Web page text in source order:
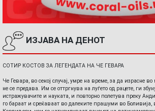
ИЗЈАВА НА ДЕНОТ
СОТИР КОСТОВ ЗА ЛЕГЕНДАТА НА ЧЕ ГЕВАРА
Че Гевара, во секој случај, умре на време, за да израсне
не се предава. Им се оттргнува на луѓето од рацете, ги
истражувачите и науката, и повторно полетува преку
го бараат и среќаваат во далеките прашуми во Боливија,